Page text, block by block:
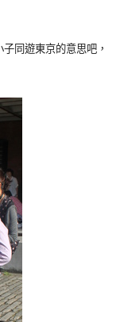
同遊東京的意思吧，